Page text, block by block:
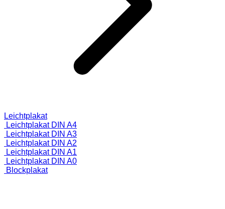
Leichtplakat
Leichtplakat DIN A4
Leichtplakat DIN A3
Leichtplakat DIN A2
Leichtplakat DIN A1
Leichtplakat DIN A0
Blockplakat